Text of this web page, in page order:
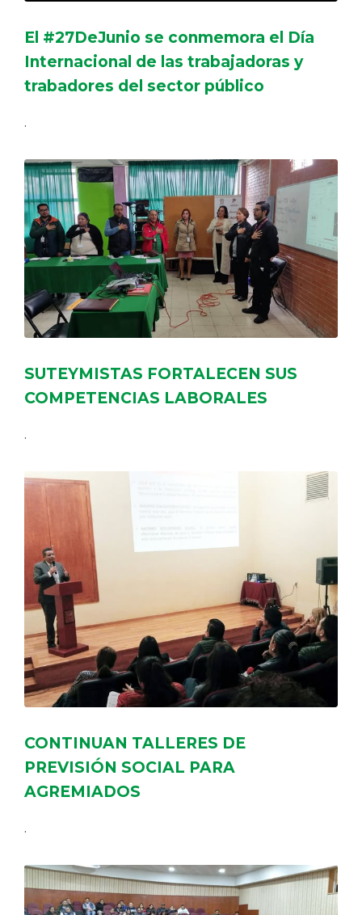
El #27DeJunio se conmemora el Día
Internacional de las trabajadoras y
trabadores del sector público
.
SUTEYMISTAS FORTALECEN SUS
COMPETENCIAS LABORALES
.
CONTINUAN TALLERES DE
PREVISIÓN SOCIAL PARA
AGREMIADOS
.